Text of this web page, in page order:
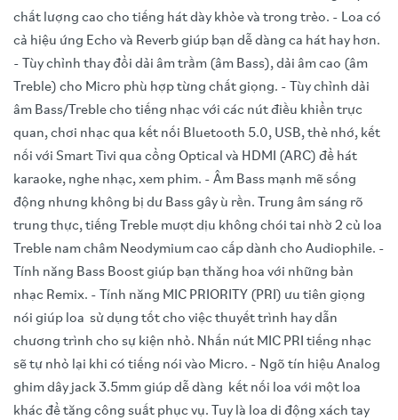
chất lượng cao cho tiếng hát dày khỏe và trong trẻo. - Loa có
cả hiệu ứng Echo và Reverb giúp bạn dễ dàng ca hát hay hơn.
- Tùy chỉnh thay đổi dải âm trầm (âm Bass), dải âm cao (âm
Treble) cho Micro phù hợp từng chất giọng. - Tùy chỉnh dải
âm Bass/Treble cho tiếng nhạc với các nút điều khiển trực
quan, chơi nhạc qua kết nối Bluetooth 5.0, USB, thẻ nhớ, kết
nối với Smart Tivi qua cổng Optical và HDMI (ARC) để hát
karaoke, nghe nhạc, xem phim. - Âm Bass mạnh mẽ sống
động nhưng không bị dư Bass gây ù rền. Trung âm sáng rõ
trung thực, tiếng Treble mượt dịu không chói tai nhờ 2 củ loa
Treble nam châm Neodymium cao cấp dành cho Audiophile. -
Tính năng Bass Boost giúp bạn thăng hoa với những bản
nhạc Remix. - Tính năng MIC PRIORITY (PRI) ưu tiên giọng
nói giúp loa sử dụng tốt cho việc thuyết trình hay dẫn
chương trình cho sự kiện nhỏ. Nhấn nút MIC PRI tiếng nhạc
sẽ tự nhỏ lại khi có tiếng nói vào Micro. - Ngõ tín hiệu Analog
ghim dây jack 3.5mm giúp dễ dàng kết nối loa với một loa
khác để tăng công suất phục vụ. Tuy là loa di động xách tay